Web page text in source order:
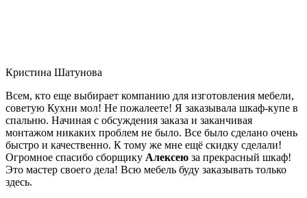
Кристина Шатунова
Всем, кто еще выбирает компанию для изготовления мебели,
советую Кухни мол! Не пожалеете! Я заказывала шкаф-купе в
спальню. Начиная с обсуждения заказа и заканчивая
монтажом никаких проблем не было. Все было сделано очень
быстро и качественно. К тому же мне ещё скидку сделали!
Огромное спасибо сборщику Алексею за прекрасный шкаф!
Это мастер своего дела! Всю мебель буду заказывать только
здесь.